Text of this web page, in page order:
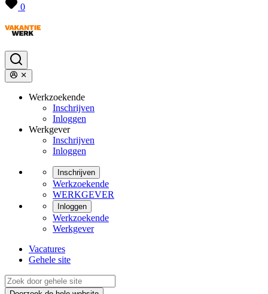
0
Werkzoekende
Inschrijven
Inloggen
Werkgever
Inschrijven
Inloggen
Inschrijven
Werkzoekende
WERKGEVER
Inloggen
Werkzoekende
Werkgever
Vacatures
Gehele site